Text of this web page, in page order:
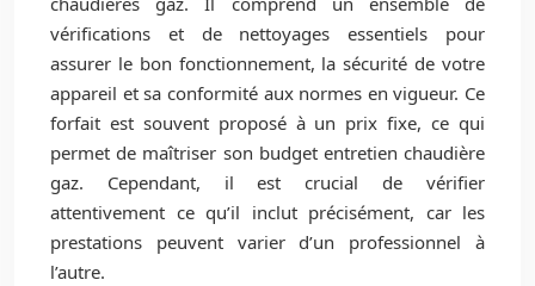
vérifications et de nettoyages essentiels pour
assurer le bon fonctionnement, la sécurité de votre
appareil et sa conformité aux normes en vigueur. Ce
forfait est souvent proposé à un prix fixe, ce qui
permet de maîtriser son budget entretien chaudière
gaz. Cependant, il est crucial de vérifier
attentivement ce qu’il inclut précisément, car les
prestations peuvent varier d’un professionnel à
l’autre.